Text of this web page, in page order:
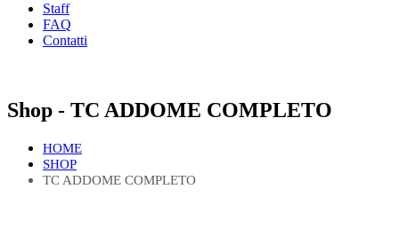
Staff
FAQ
Contatti
Shop - TC ADDOME COMPLETO
HOME
SHOP
TC ADDOME COMPLETO